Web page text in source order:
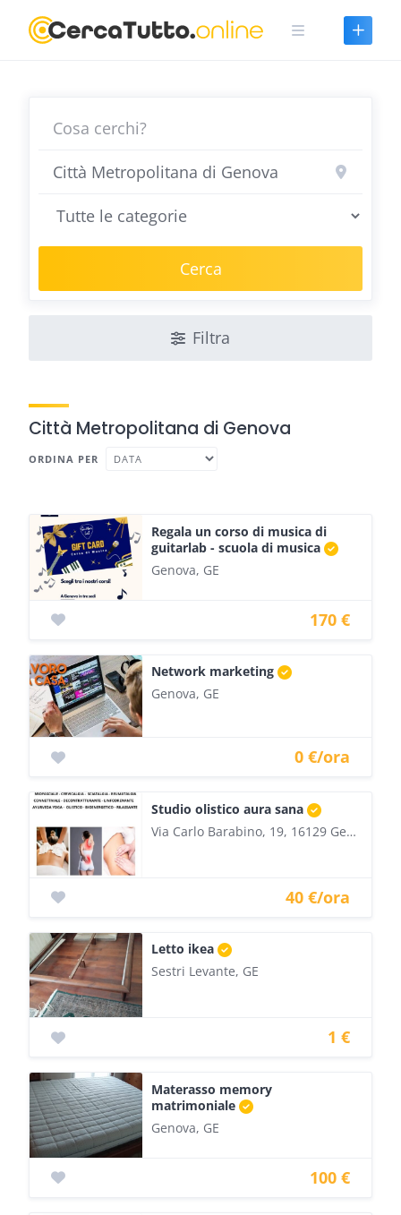
Cerca
Filtra
Città Metropolitana di Genova
ORDINA PER
Regala un corso di musica di
guitarlab - scuola di musica
Genova, GE
170 €
Network marketing
Genova, GE
0 €/ora
Studio olistico aura sana
Via Carlo Barabino, 19, 16129 Genova, GE, Italia
40 €/ora
Letto ikea
Sestri Levante, GE
1 €
Materasso memory
matrimoniale
Genova, GE
100 €